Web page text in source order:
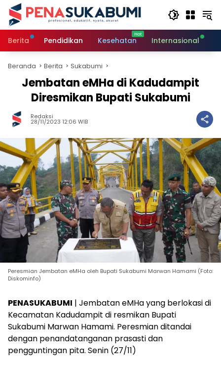
Langsung
konten
Berita
Pendidikan Kesehatan Internasional
Beranda Berita Sukabumi
Jembatan eMHa di Kadudampit
Diresmikan Bupati Sukabumi
Redaksi
28/11/2023 12:06 WIB
Peresmian Jembatan eMHa oleh Bupati Sukabumi Marwan Hamami (Foto:
Diskominfo)
PENASUKABUMI | Jembatan eMHa yang berlokasi di
Kecamatan Kadudampit di resmikan Bupati
Sukabumi Marwan Hamami. Peresmian ditandai
dengan penandatanganan prasasti dan
pengguntingan pita. Senin (27/11)